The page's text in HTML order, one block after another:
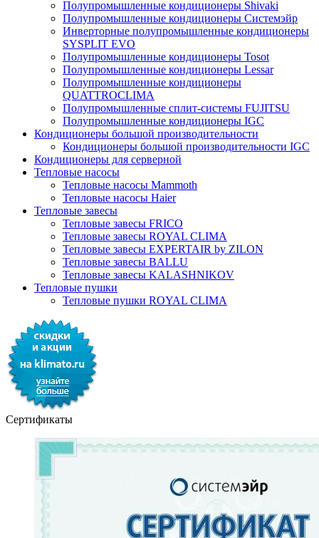
Полупромышленные кондиционеры Shivaki
Полупромышленные кондиционеры Системэйр
Инверторные полупромышленные кондиционеры
SYSPLIT EVO
Полупромышленные кондиционеры Tosot
Полупромышленные кондиционеры Lessar
Полупромышленные кондиционеры
QUATTROCLIMA
Полупромышленные сплит-системы FUJITSU
Полупромышленные кондиционеры IGC
Кондиционеры большой производительности
Кондиционеры большой производительности IGC
Кондиционеры для серверной
Тепловые насосы
Тепловые насосы Mammoth
Тепловые насосы Haier
Тепловые завесы
Тепловые завесы FRICO
Тепловые завесы ROYAL CLIMA
Тепловые завесы EXPERTAIR by ZILON
Тепловые завесы BALLU
Тепловые завесы KALASHNIKOV
Тепловые пушки
Тепловые пушки ROYAL CLIMA
Сертификаты